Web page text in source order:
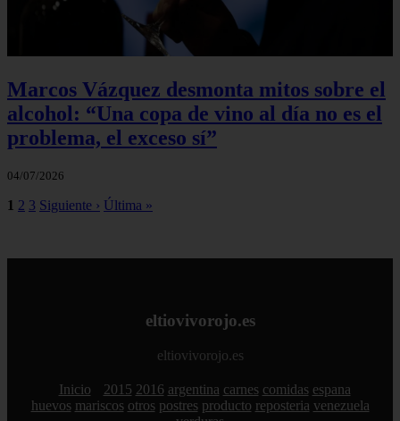
Marcos Vázquez desmonta mitos sobre el
alcohol: “Una copa de vino al día no es el
problema, el exceso sí”
04/07/2026
1 2 3 Siguiente › Última »
eltiovivorojo.es
eltiovivorojo.es
Inicio 2015 2016 argentina carnes comidas espana
huevos mariscos otros postres producto reposteria venezuela